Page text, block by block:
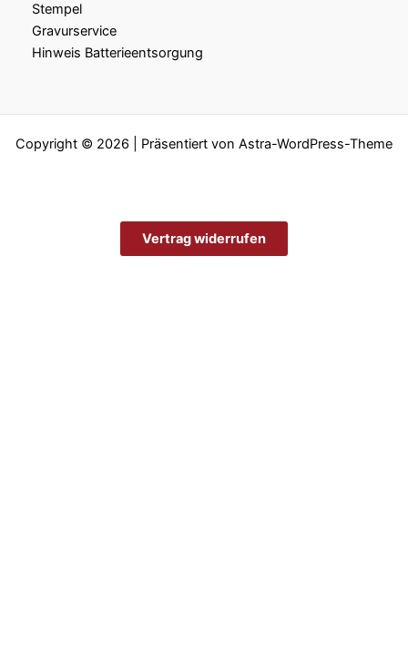
Stempel
Gravurservice
Hinweis Batterieentsorgung
Copyright © 2026 | Präsentiert von Astra-WordPress-Theme
Vertrag widerrufen